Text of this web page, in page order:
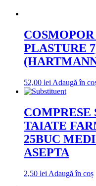
PLASTURE
52,00 lei Adaugă în
COMPRESE
TAIATE
25BUC
ASEPTA
2,50 lei Adaugă în coș